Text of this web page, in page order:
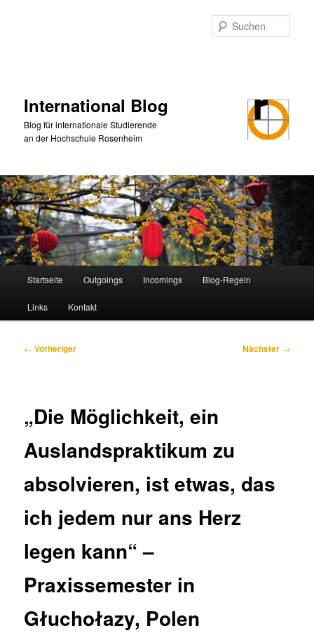
International Blog
Blog für internationale Studierende
an der Hochschule Rosenheim
Startseite Outgoings Incomings Blog-Regeln
Links Kontakt
Beitragsnavigation
← Vorheriger Nächster →
„Die Möglichkeit, ein
Auslandspraktikum zu
absolvieren, ist etwas, das
ich jedem nur ans Herz
legen kann“ –
Praxissemester in
Głuchołazy, Polen